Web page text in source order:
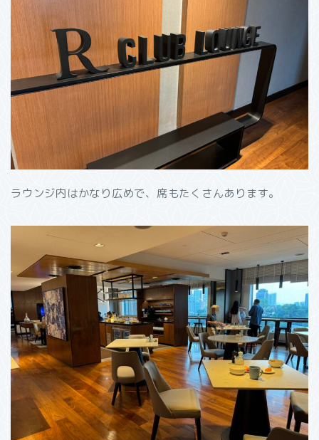
ラウンジ内はかなり広めで、席もたくさんあります。